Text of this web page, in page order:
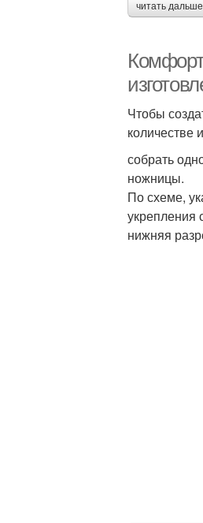
читать
Чтобы
количестве
собрать
ножницы.
По схеме,
укрепления
нижняя